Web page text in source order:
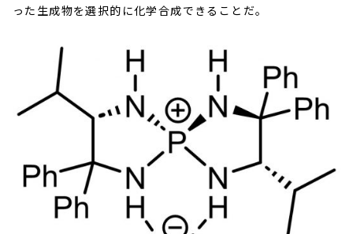
った生成物を選択的に化学合成できることだ。